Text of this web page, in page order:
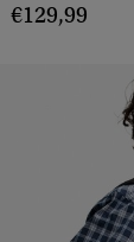
€129,99